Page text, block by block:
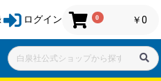
ログイン 0 ￥0